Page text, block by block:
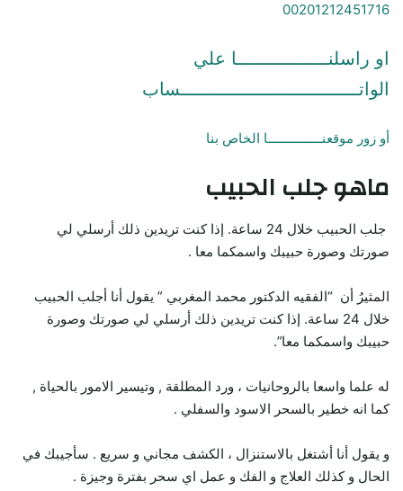
00201212451716
او راسلنـــــــــــــــــا علي
الواتـــــــــــــــــــــــــــــــــساب
أو زور موقعنـــــــــــــــا الخاص بنا
ماهو جلب الحبيب
جلب الحبيب خلال 24 ساعة. إذا كنت تريدين ذلك أرسلي لي
صورتك وصورة حبيبك واسمكما معا .
المثيرُ أن “الفقيه الدكتور محمد المغربي ” يقول أنا أجلب الحبيب
خلال 24 ساعة. إذا كنت تريدين ذلك أرسلي لي صورتك وصورة
حبيبك واسمكما معا”.
له علما واسعا بالروحانيات ، ورد المطلقة , وتيسير الامور بالحياة ,
كما انه خطير بالسحر الاسود والسفلي .
و يقول أنا أشتغل بالاستنزال ، الكشف مجاني و سريع . سأجيبك في
الحال و كذلك العلاج و الفك و عمل اي سحر بفترة وجيزة .